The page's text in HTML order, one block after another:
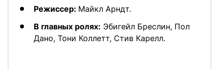
Режиссер: Майкл Арндт.
В главных ролях: Эбигейл Бреслин, Пол
Дано, Тони Коллетт, Стив Карелл.